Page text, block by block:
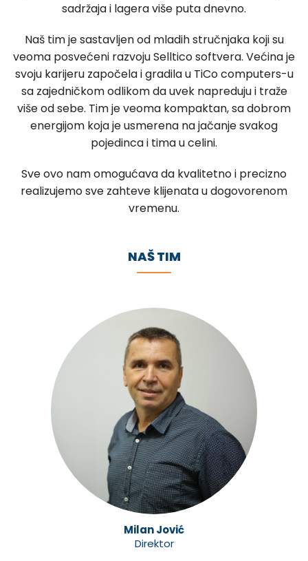
sadržaja i lagera više puta dnevno.
Naš tim je sastavljen od mladih stručnjaka koji su
veoma posvećeni razvoju Selltico softvera. Većina je
svoju karijeru započela i gradila u TiCo computers-u
sa zajedničkom odlikom da uvek napreduju i traže
više od sebe. Tim je veoma kompaktan, sa dobrom
energijom koja je usmerena na jačanje svakog
pojedinca i tima u celini.
Sve ovo nam omogućava da kvalitetno i precizno
realizujemo sve zahteve klijenata u dogovorenom
vremenu.
NAŠ TIM
Milan Jović
Direktor